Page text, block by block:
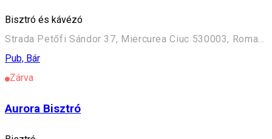
Bisztró és kávézó
Strada Petőfi Sándor 37, Miercurea Ciuc 530003, Romania
Pub, Bár
Zárva
Aurora Bisztró